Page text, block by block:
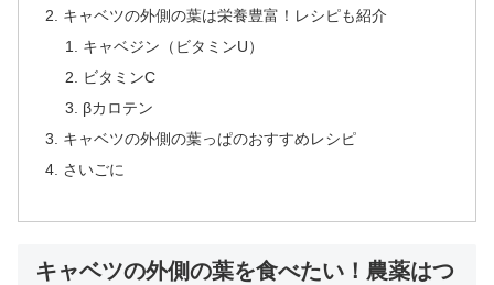
キャベツの外側の葉は栄養豊富！レシピも紹介
キャベジン（ビタミンU）
ビタミンC
βカロテン
キャベツの外側の葉っぱのおすすめレシピ
さいごに
キャベツの外側の葉を食べたい！農薬はつ